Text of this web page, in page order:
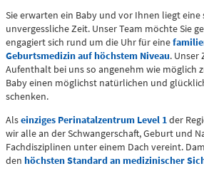
Für Erwachsene:
0371 - 333 12600
(Haus 2)
Für Kinder:
0371 - 333 12200
(Haus 8)
Zentrale Notaufnahme
Sie erwarten ein Baby und vor Ihnen liegt eine
unvergessliche Zeit. Unser Team möchte Sie
engagiert sich rund um die Uhr für eine
Geburtsmedizin auf höchstem Niveau. Unser
Aufenthalt bei uns so angenehm wie möglich
Baby einen möglichst natürlichen und
schenken.
Alseinziges Perinatalzentrum Level 1der
wir alle an der Schwangerschaft, Geburt und
Fachdisziplinen unter einem Dach vereint.
den höchsten Standard an medizinischer